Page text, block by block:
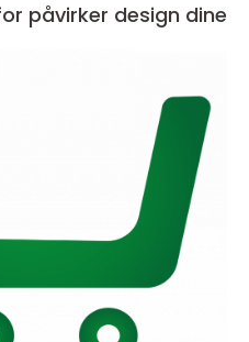
påvirker design dine